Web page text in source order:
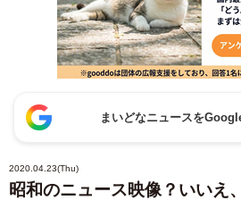
まいどなニュースを
2020.04.23(Thu)
昭和のニュース映像？いいえ